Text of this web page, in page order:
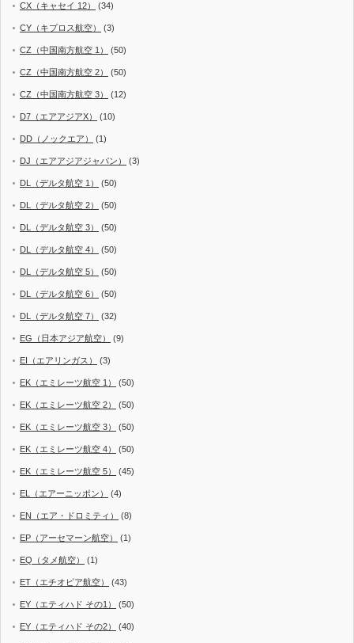
CX（キャセイ 12） (34)
CY（キプロス航空） (3)
CZ（中国南方航空 1） (50)
CZ（中国南方航空 2） (50)
CZ（中国南方航空 3） (12)
D7（エアアジアX） (10)
DD（ノックエア） (1)
DJ（エアアジアジャパン） (3)
DL（デルタ航空 1） (50)
DL（デルタ航空 2） (50)
DL（デルタ航空 3） (50)
DL（デルタ航空 4） (50)
DL（デルタ航空 5） (50)
DL（デルタ航空 6） (50)
DL（デルタ航空 7） (32)
EG（日本アジア航空） (9)
EI（エアリンガス） (3)
EK（エミレーツ航空 1） (50)
EK（エミレーツ航空 2） (50)
EK（エミレーツ航空 3） (50)
EK（エミレーツ航空 4） (50)
EK（エミレーツ航空 5） (45)
EL（エアーニッポン） (4)
EN（エア・ドロミティ） (8)
EP（アーセマーン航空） (1)
EQ（タメ航空） (1)
ET（エチオピア航空） (43)
EY（エティハド その1） (50)
EY（エティハド その2） (40)